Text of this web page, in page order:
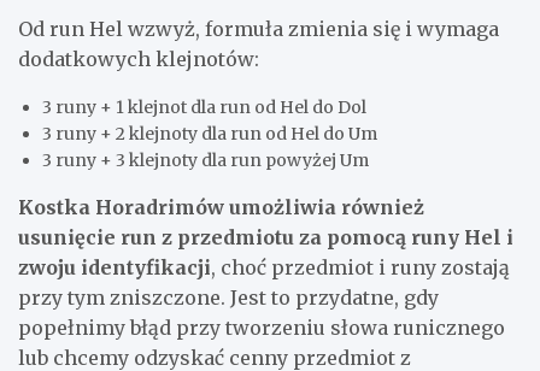
Od run Hel wzwyż, formuła zmienia się i wymaga
dodatkowych klejnotów:
3 runy + 1 klejnot dla run od Hel do Dol
3 runy + 2 klejnoty dla run od Hel do Um
3 runy + 3 klejnoty dla run powyżej Um
Kostka Horadrimów umożliwia również
usunięcie run z przedmiotu za pomocą runy Hel i
zwoju identyfikacji, choć przedmiot i runy zostają
przy tym zniszczone. Jest to przydatne, gdy
popełnimy błąd przy tworzeniu słowa runicznego
lub chcemy odzyskać cenny przedmiot z